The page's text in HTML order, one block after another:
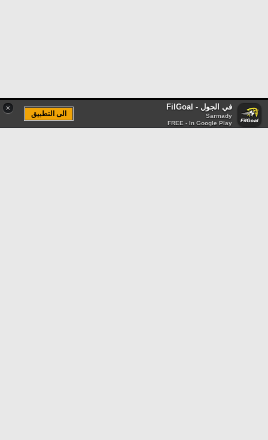
× في الجول - FilGoal
Sarmady
FREE - In Google Play
الى التطبيق